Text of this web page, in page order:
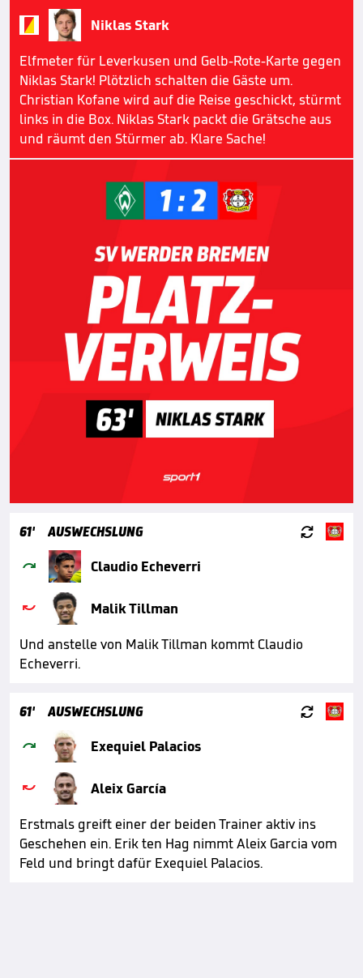


Niklas Stark
Elfmeter für Leverkusen und Gelb-Rote-Karte gegen
Niklas Stark! Plötzlich schalten die Gäste um.
Christian Kofane wird auf die Reise geschickt, stürmt
links in die Box. Niklas Stark packt die Grätsche aus
und räumt den Stürmer ab. Klare Sache!
61' AUSWECHSLUNG 
 Claudio Echeverri

Malik Tillman
Und anstelle von Malik Tillman kommt Claudio
Echeverri.
61' AUSWECHSLUNG 
 Exequiel Palacios

Aleix García
Erstmals greift einer der beiden Trainer aktiv ins
Geschehen ein. Erik ten Hag nimmt Aleix Garcia vom
Feld und bringt dafür Exequiel Palacios.